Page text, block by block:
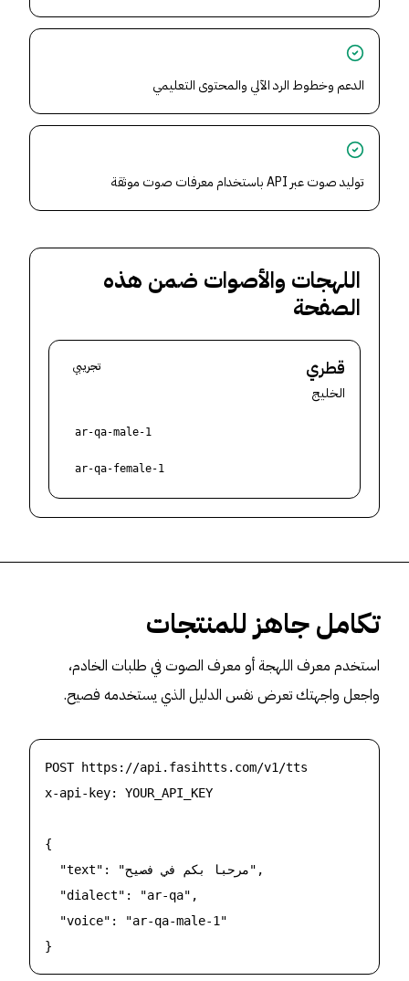
الدعم وخطوط الرد الآلي والمحتوى التعليمي
توليد صوت عبر API باستخدام معرفات صوت موثقة
اللهجات والأصوات ضمن هذه
الصفحة
قطري
الخليج
تجريبي
ar-qa-male-1
ar-qa-female-1
تكامل جاهز للمنتجات
استخدم معرف اللهجة أو معرف الصوت في طلبات الخادم،
واجعل واجهتك تعرض نفس الدليل الذي يستخدمه فصيح.
POST https://api.fasihtts.com/v1/tts
x-api-key: YOUR_API_KEY
{
  "text": "مرحبا بكم في فصيح",
  "dialect": "ar-qa",
  "voice": "ar-qa-male-1"
}